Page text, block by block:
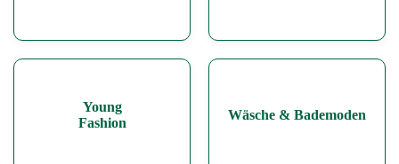
Young
Fashion
Wäsche & Bademoden